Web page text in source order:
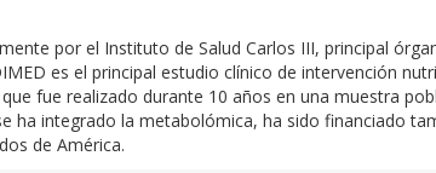
por el Instituto de Salud Carlos III, principal
es el principal estudio clínico de intervención
fue realizado durante 10 años en una muestra
ha integrado la metabolómica, ha sido financiado
de América.